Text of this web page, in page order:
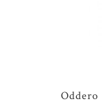
Oddero